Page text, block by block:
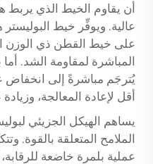
أن يقاوم الخيط الذي يربط
عالية. ويوفِّر خيط البوليستر
على خيط القطن ذي الوزن
المباشرة لمقاومة الشد.
يُترجَم مباشرةً إلى انخفاض
أقل لإعادة المعالجة،
يساهم الهيكل الجزيئي
الملامح المتعلقة بالقوة.
عملية بلمرة خاضعة